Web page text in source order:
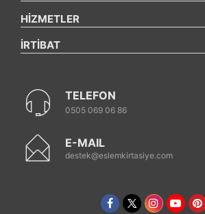
HİZMETLER
İRTİBAT
TELEFON
0505 069 06 86
E-MAIL
destek@eslemkirtasiye.com